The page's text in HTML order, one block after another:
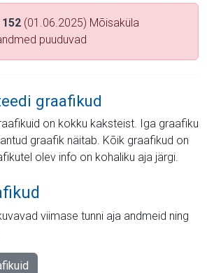
152 (01.06.2025) Mõisaküla
puuduvad
graafikud
on kokku kaksteist. Iga graafiku
graafik näitab. Kõik graafikud on
olev info on kohaliku aja järgi.
viimase tunni aja andmeid ning